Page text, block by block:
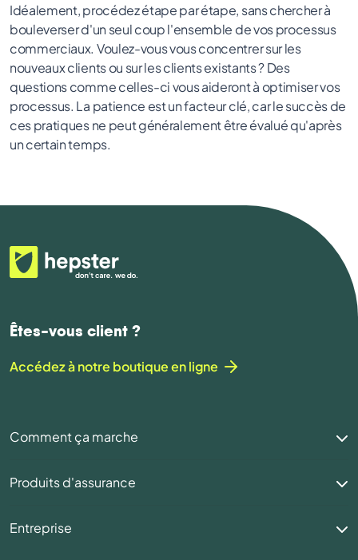
Idéalement, procédez étape par étape, sans chercher à
bouleverser d'un seul coup l'ensemble de vos processus
commerciaux. Voulez-vous vous concentrer sur les
nouveaux clients ou sur les clients existants ? Des
questions comme celles-ci vous aideront à optimiser vos
processus. La patience est un facteur clé, car le succès de
ces pratiques ne peut généralement être évalué qu'après
un certain temps.
Êtes-vous client ?
Accédez à notre boutique en ligne
Comment ça marche
Produits d'assurance
Entreprise